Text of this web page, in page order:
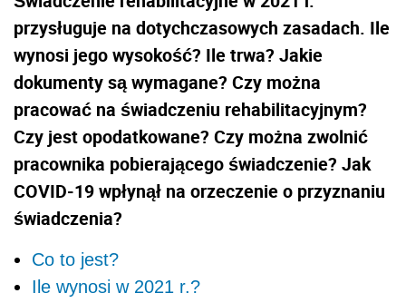
przysługuje na dotychczasowych zasadach. Ile
wynosi jego wysokość? Ile trwa? Jakie
dokumenty są wymagane? Czy można
pracować na świadczeniu rehabilitacyjnym?
Czy jest opodatkowane? Czy można zwolnić
pracownika pobierającego świadczenie? Jak
COVID-19 wpłynął na orzeczenie o przyznaniu
świadczenia?
Co to jest?
Ile wynosi w 2021 r.?